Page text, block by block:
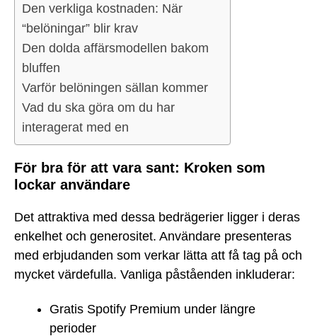
Den verkliga kostnaden: När
“belöningar” blir krav
Den dolda affärsmodellen bakom
bluffen
Varför belöningen sällan kommer
Vad du ska göra om du har
interagerat med en
För bra för att vara sant: Kroken som
lockar användare
Det attraktiva med dessa bedrägerier ligger i deras
enkelhet och generositet. Användare presenteras
med erbjudanden som verkar lätta att få tag på och
mycket värdefulla. Vanliga påståenden inkluderar:
Gratis Spotify Premium under längre
perioder